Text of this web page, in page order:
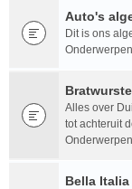
Auto's
Dit is ons
Alles over
tot achteruit
Bella Italia